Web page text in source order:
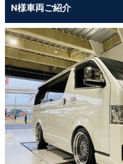
N様車両ご紹介